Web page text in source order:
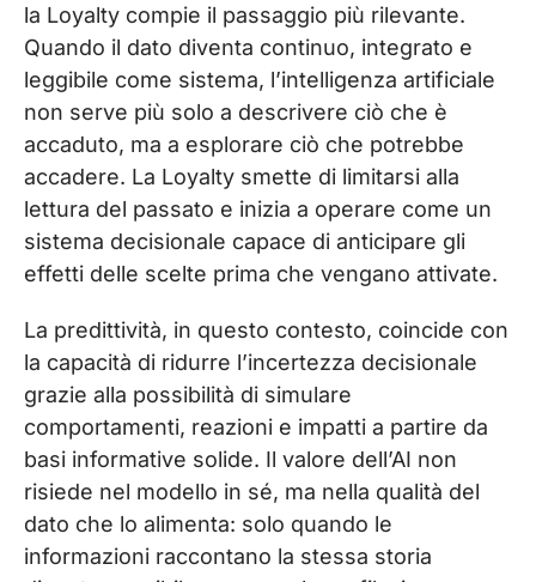
la Loyalty compie il passaggio più rilevante.
Quando il dato diventa continuo, integrato e
leggibile come sistema, l’intelligenza artificiale
non serve più solo a descrivere ciò che è
accaduto, ma a esplorare ciò che potrebbe
accadere. La Loyalty smette di limitarsi alla
lettura del passato e inizia a operare come un
sistema decisionale capace di anticipare gli
effetti delle scelte prima che vengano attivate.
La predittività, in questo contesto, coincide con
la capacità di ridurre l’incertezza decisionale
grazie alla possibilità di simulare
comportamenti, reazioni e impatti a partire da
basi informative solide. Il valore dell’AI non
risiede nel modello in sé, ma nella qualità del
dato che lo alimenta: solo quando le
informazioni raccontano la stessa storia